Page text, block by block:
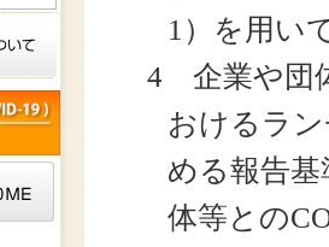
1）を用い
4 企業や団
おけるラ
める報告
体等との